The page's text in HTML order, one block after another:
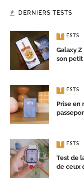
DERNIERS TESTS
TESTS
Galaxy
son
TESTS
Prise en
TESTS
Test de
de ceux